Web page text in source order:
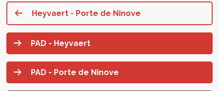
Heyvaert - Porte de Ninove
PAD - Heyvaert
PAD - Porte de Ninove